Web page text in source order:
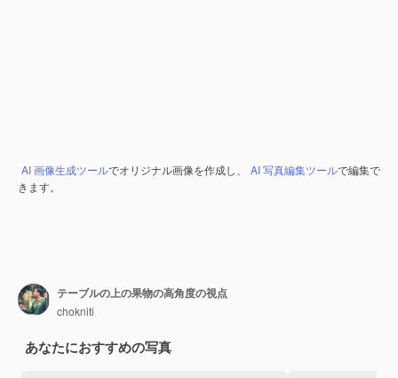
AI 画像生成ツールでオリジナル画像を作成し、 AI 写真編集ツールで編集で
きます。
テーブルの上の果物の高角度の視点
chokniti
あなたにおすすめの写真